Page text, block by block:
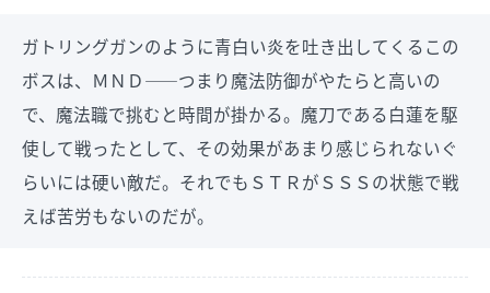
ガトリングガンのように青白い炎を吐き出してくるこの
ボスは、ＭＮＤ――つまり魔法防御がやたらと高いの
で、魔法職で挑むと時間が掛かる。魔刀である白蓮を駆
使して戦ったとして、その効果があまり感じられないぐ
らいには硬い敵だ。それでもＳＴＲがＳＳＳの状態で戦
えば苦労もないのだが。